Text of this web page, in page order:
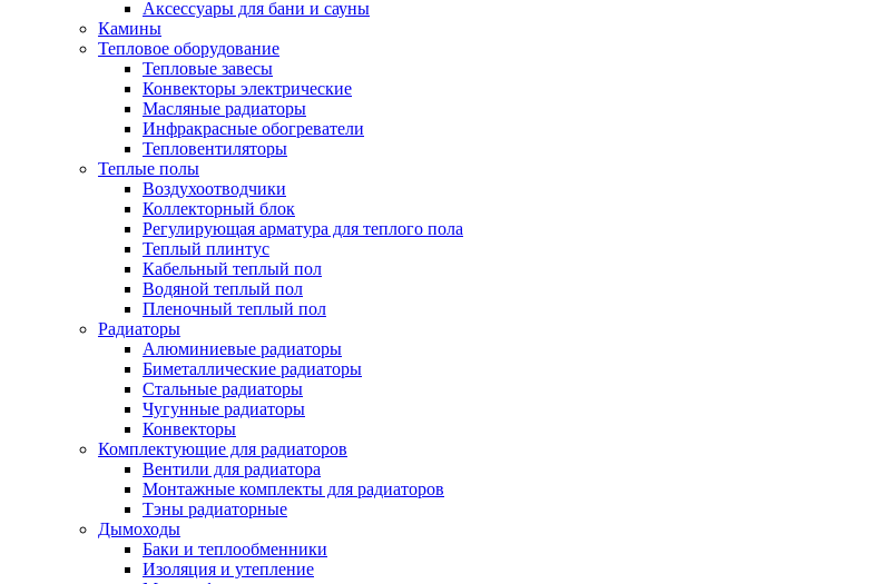
Аксессуары для бани и сауны
Камины
Тепловое оборудование
Тепловые завесы
Конвекторы электрические
Масляные радиаторы
Инфракрасные обогреватели
Тепловентиляторы
Теплые полы
Воздухоотводчики
Коллекторный блок
Регулирующая арматура для теплого пола
Теплый плинтус
Кабельный теплый пол
Водяной теплый пол
Пленочный теплый пол
Радиаторы
Алюминиевые радиаторы
Биметаллические радиаторы
Стальные радиаторы
Чугунные радиаторы
Конвекторы
Комплектующие для радиаторов
Вентили для радиатора
Монтажные комплекты для радиаторов
Тэны радиаторные
Дымоходы
Баки и теплообменники
Изоляция и утепление